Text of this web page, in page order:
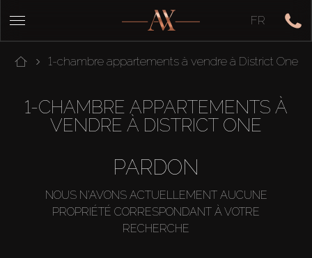
FR
1-chambre appartements à vendre à District One
1-CHAMBRE APPARTEMENTS À
VENDRE À DISTRICT ONE
PARDON
NOUS N'AVONS ACTUELLEMENT AUCUNE
PROPRIÉTÉ CORRESPONDANT À VOTRE
RECHERCHE